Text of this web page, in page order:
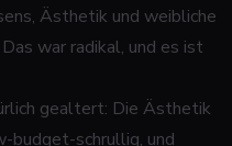
Ästhetik und weibliche
war radikal, und es ist
gealtert: Die Ästhetik
budget-schrullig, und